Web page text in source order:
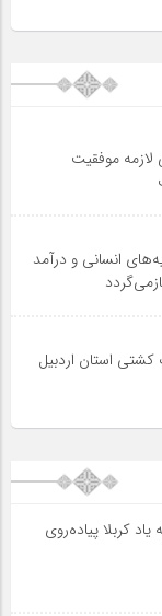
لازمه موفقیت
انسانی و درآمد
استان اردبیل
یاد کربلا پیاده‌روی